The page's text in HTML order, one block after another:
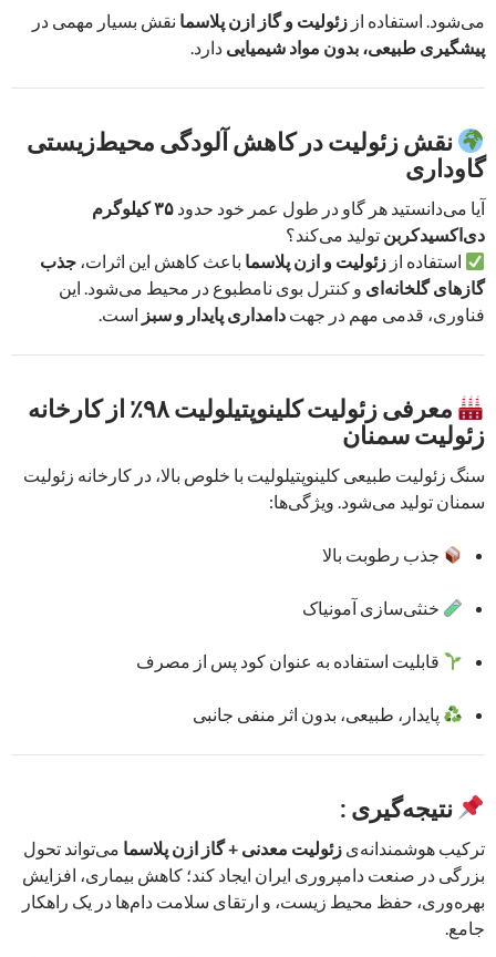
می‌شود. استفاده از زئولیت و گاز ازن پلاسما نقش بسیار مهمی در
پیشگیری طبیعی، بدون مواد شیمیایی دارد.
نقش زئولیت در کاهش آلودگی محیط‌زیستی
گاوداری
آیا می‌دانستید هر گاو در طول عمر خود حدود
۳۵ کیلوگرم
دی‌اکسیدکربن تولید می‌کند؟
استفاده اززئولیت و ازن پلاسما باعث کاهش این اثرات،جذب
گازهای گلخانه‌ای و کنترل بوی نامطبوع در محیط می‌شود. این
فناوری، قدمی مهم در جهت دامداری پایدار و سبز است.
معرفی زئولیت کلینوپتیلولیت ۹۸٪ از کارخانه
زئولیت سمنان
سنگ زئولیت طبیعی کلینوپتیلولیت با خلوص بالا، در کارخانه زئولیت
سمنان تولید می‌شود. ویژگی‌ها:
جذب رطوبت بالا
خنثی‌سازی آمونیاک
قابلیت استفاده به عنوان کود پس از مصرف
پایدار، طبیعی، بدون اثر منفی جانبی
نتیجه‌گیری :
ترکیب هوشمندانه‌ی زئولیت معدنی + گاز ازن پلاسما می‌تواند تحول
بزرگی در صنعت دامپروری ایران ایجاد کند؛ کاهش بیماری، افزایش
بهره‌وری، حفظ محیط زیست، و ارتقای سلامت دام‌ها در یک راهکار
جامع.